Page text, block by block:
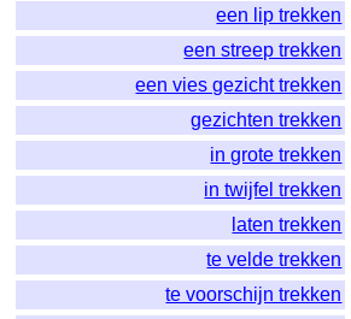
een lip trekken
een streep trekken
een vies gezicht trekken
gezichten trekken
in grote trekken
in twijfel trekken
laten trekken
te velde trekken
te voorschijn trekken